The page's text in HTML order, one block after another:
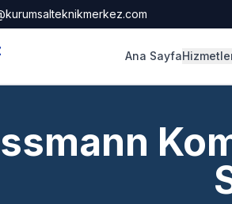
Ana Sayfa